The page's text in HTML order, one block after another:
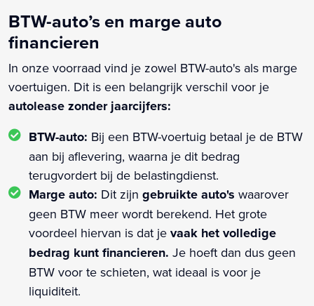
BTW-auto’s en marge auto
financieren
In onze voorraad vind je zowel BTW-auto's als marge
voertuigen. Dit is een belangrijk verschil voor je
autolease zonder jaarcijfers:
BTW-auto: Bij een BTW-voertuig betaal je de BTW
aan bij aflevering, waarna je dit bedrag
terugvordert bij de belastingdienst.
Marge auto: Dit zijn gebruikte auto's waarover
geen BTW meer wordt berekend. Het grote
voordeel hiervan is dat je vaak het volledige
bedrag kunt financieren. Je hoeft dan dus geen
BTW voor te schieten, wat ideaal is voor je
liquiditeit.